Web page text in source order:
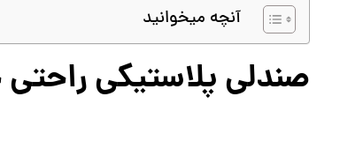
آنچه میخوانید
صندلی پلاستیکی